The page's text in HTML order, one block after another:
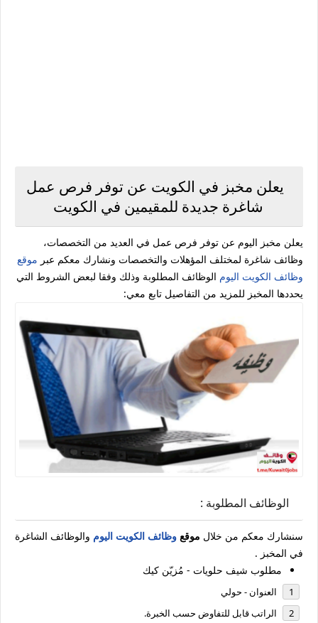
يعلن مخبز في الكويت عن توفر فرص عمل
شاغرة جديدة للمقيمين في الكويت
يعلن مخبز اليوم عن توفر فرص عمل في العديد من التخصصات،
وظائف شاغرة لمختلف المؤهلات والتخصصات ونشارك معكم عبر موقع
وظائف الكويت اليوم الوظائف المطلوبة وذلك وفقا لبعض الشروط التي
يحددها المخبز للمزيد من التفاصيل تابع معي:
الوظائف المطلوبة :
سنشارك معكم من خلال موقع وظائف الكويت اليوم والوظائف الشاغرة
في المخبز .
مطلوب شيف حلويات - مُزيّن كيك
العنوان - حولي
الراتب قابل للتفاوض حسب الخبرة.